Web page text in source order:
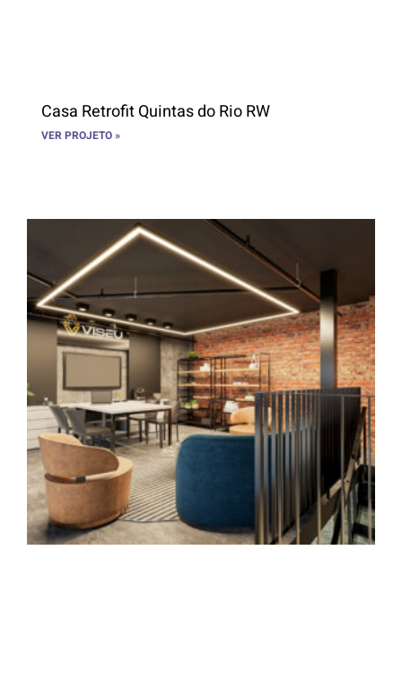
Casa Retrofit Quintas do Rio RW
VER PROJETO »